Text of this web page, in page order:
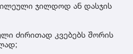
ჯილდოდ ან დასჯის
ძირითად კვებებს შორის